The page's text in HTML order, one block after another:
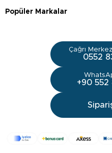
Popüler Markalar
Çağrı
0552
+90 552